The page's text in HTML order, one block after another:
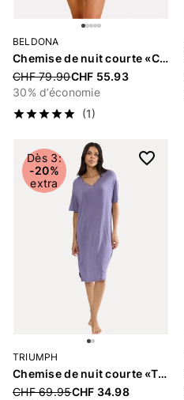
BELDONA
Chemise de nuit courte «Cosima»
Price reduced from
CHF 79.90CHF 55.93
30% d’économie
(1)
Dès 3:
-20%
extra
TRIUMPH
Chemise de nuit courte «Timeless Sensuality»
Price reduced from
CHF 69.95CHF 34.98